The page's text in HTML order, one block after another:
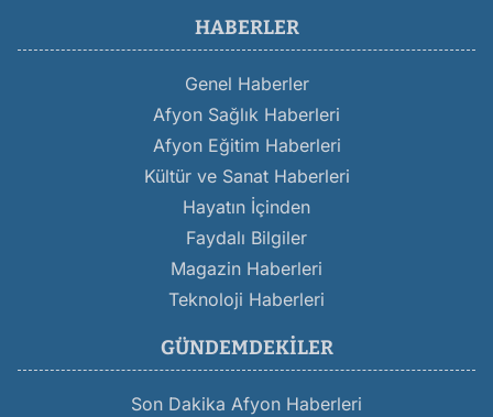
HABERLER
Genel Haberler
Afyon Sağlık Haberleri
Afyon Eğitim Haberleri
Kültür ve Sanat Haberleri
Hayatın İçinden
Faydalı Bilgiler
Magazin Haberleri
Teknoloji Haberleri
GÜNDEMDEKILER
Son Dakika Afyon Haberleri